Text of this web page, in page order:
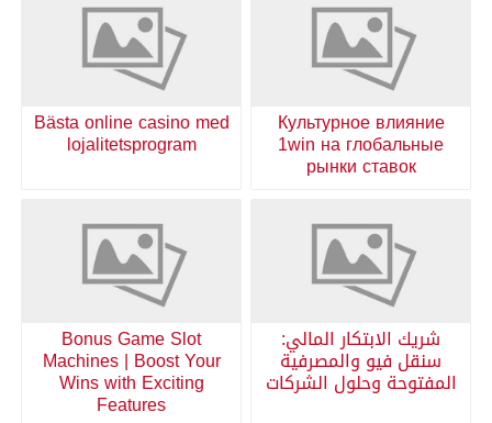
Культурное влияние
1win на глобальные
рынки ставок
Bästa online casino med
lojalitetsprogram
شريك الابتكار المالي:
سنقل فيو والمصرفية
المفتوحة وحلول الشركات
Bonus Game Slot
Machines | Boost Your
Wins with Exciting
Features